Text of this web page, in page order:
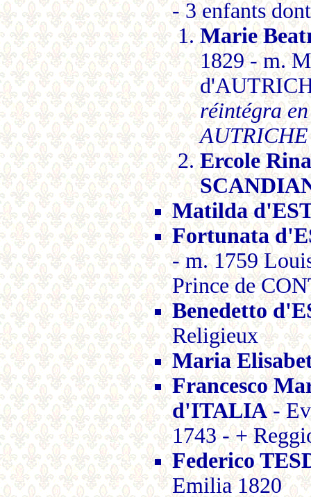
- 3 enfants
Marie
1829 - m.
réintégra
AUTRICHE
Ercole
Matilda
Fortunata
- m. 1759
Prince de
Benedetto
Religieux
Maria
Francesco
d'ITALIA -
1743 - +
Federico
Emilia 1820